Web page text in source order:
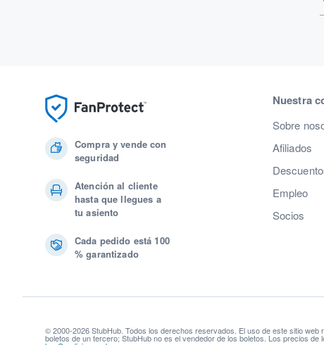
Compra y vende con
seguridad
Atención al cliente
hasta que llegues a
tu asiento
Cada pedido está 100
% garantizado
Nuestra
Sobre
Afiliados
Empleo
Socios
© 2000-2026 StubHub. Todos los derechos reservados. El uso de este sitio web
boletos de un tercero; StubHub no es el vendedor de los boletos. Los precios